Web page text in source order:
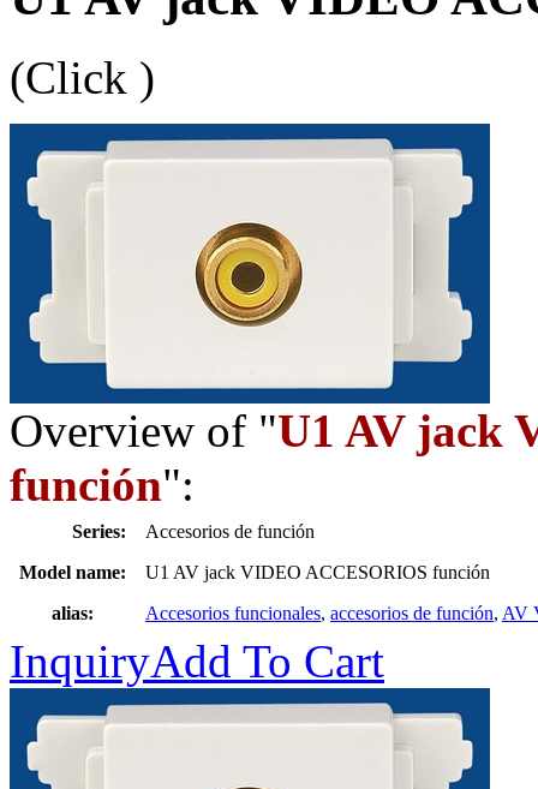
(Click )
Overview of "U1 AV jack
función":
Series:
Accesorios de función
Model name:
U1 AV jack VIDEO ACCESORIOS función
alias:
Accesorios funcionales, accesorios de función, AV
InquiryAdd To Cart